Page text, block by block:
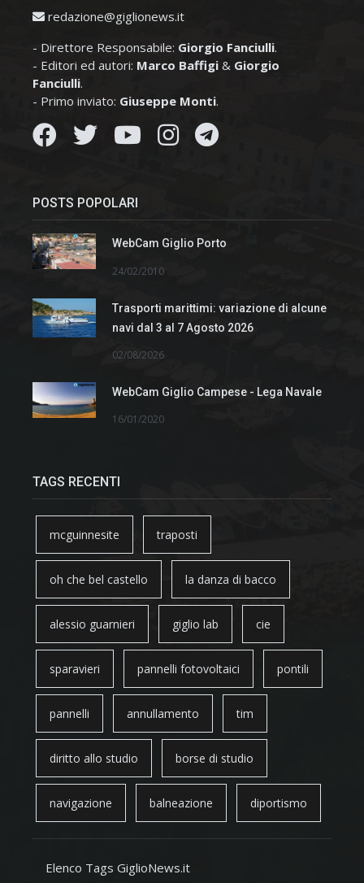
redazione@giglionews.it
- Direttore Responsabile: Giorgio Fanciulli.
- Editori ed autori: Marco Baffigi & Giorgio
Fanciulli.
- Primo inviato: Giuseppe Monti.
POSTS POPOLARI
WebCam Giglio Porto
24/02/2010
Trasporti marittimi: variazione di alcune
navi dal 3 al 7 Agosto 2026
02/08/2026
WebCam Giglio Campese - Lega Navale
16/01/2020
TAGS RECENTI
mcguinnesite traposti
oh che bel castello la danza di bacco
alessio guarnieri giglio lab cie
sparavieri pannelli fotovoltaici pontili
pannelli annullamento tim
diritto allo studio borse di studio
navigazione balneazione diportismo
Elenco Tags GiglioNews.it